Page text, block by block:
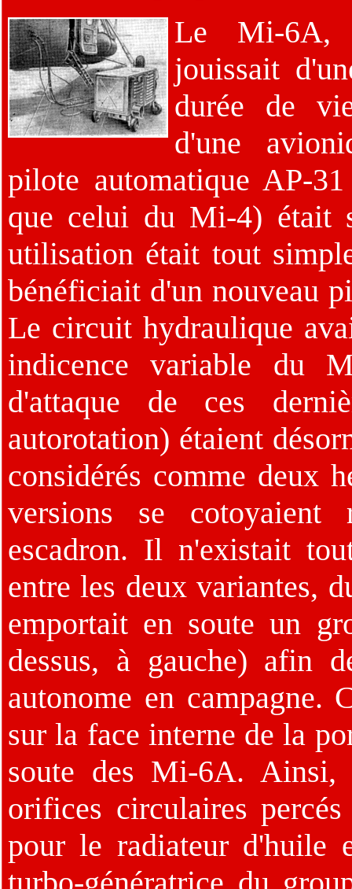
Le Mi-6A,
jouissait
durée de
d'une
pilote automatique AP-
que celui du Mi-4) était
utilisation était tout
bénéficiait d'un nouveau
Le circuit hydraulique
indicence variable du
d'attaque de ces
autorotation) étaient
considérés comme deux
versions se
escadron. Il n'existait
entre les deux variantes,
emportait en soute un
dessus, à gauche) afin
autonome en campagne.
sur la face interne de la
soute des Mi-6A. Ainsi,
orifices circulaires
pour le radiateur d'huile